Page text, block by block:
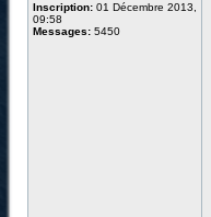
Inscription: 01 Décembre 2013,
09:58
Messages: 5450